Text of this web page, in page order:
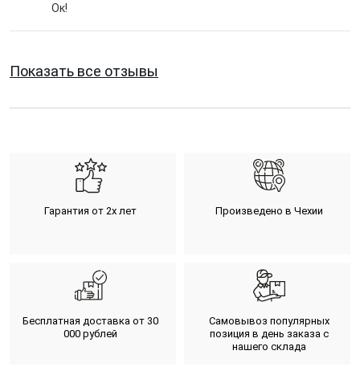
Ок!
Показать все отзывы
Гарантия от 2х лет Произведено в Чехии
Бесплатная доставка от 30
000 рублей
Самовывоз популярных
позиция в день заказа с
нашего склада